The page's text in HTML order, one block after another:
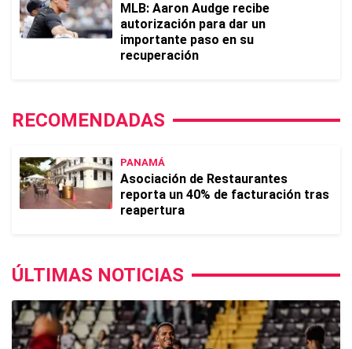
MLB: Aaron Audge recibe
autorización para dar un
importante paso en su
recuperación
RECOMENDADAS
PANAMÁ
Asociación de Restaurantes
reporta un 40% de facturación tras
reapertura
ÚLTIMAS NOTICIAS